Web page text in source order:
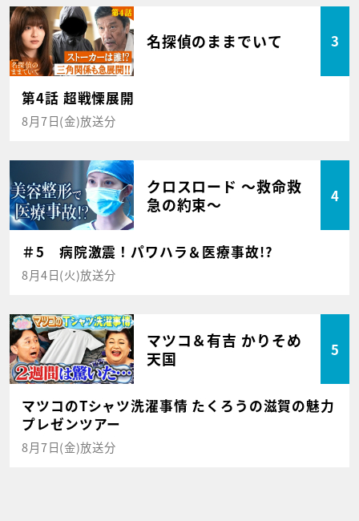
名探偵のままでいて 3
第4話 超戦慄展開
8月7日(金)放送分
クロスロード ～救命救
急の約束～
4
＃5 病院激震！パワハラ＆医療事故!?
8月4日(火)放送分
マツコ＆有吉 かりそめ
天国
5
マツコのTシャツ洗濯事情 たくろうの滋賀の魅力
プレゼンツアー
8月7日(金)放送分